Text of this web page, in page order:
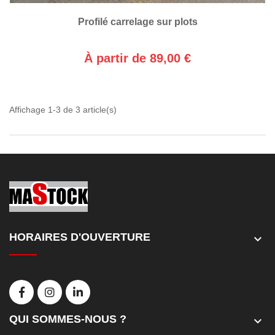
Profilé carrelage sur plots
À partir de 89,00 €
Affichage 1-3 de 3 article(s)
HORAIRES D'OUVERTURE keyboard_arrow_down
QUI SOMMES-NOUS ? keyboard_arrow_down